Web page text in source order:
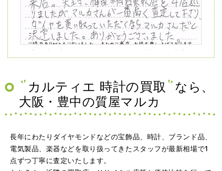
（兵庫県神戸市）ネットの口コミを見て神戸から来店。天
王寺、梅田の有名買取店を4店巡りましたがマルカさんが一
カルティエ 時計の買取
なら、
大阪・豊中の質屋マルカ
長年にわたりダイヤモンドなどの宝飾品、時計、ブランド品、
電気製品、楽器などを取り扱ってきたスタッフが最新相場で1
点ずつ丁寧に査定いたします。